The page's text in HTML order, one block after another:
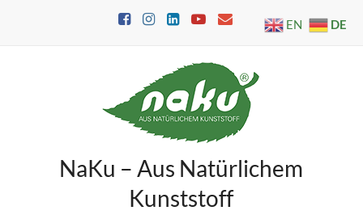
NaKu – Aus Natürlichem
Kunststoff
EN DE